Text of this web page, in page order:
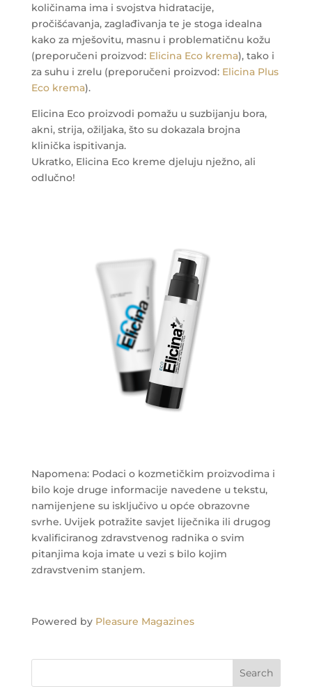
količinama ima i svojstva hidratacije,
pročišćavanja, zaglađivanja te je stoga idealna
kako za mješovitu, masnu i problematičnu kožu
(preporučeni proizvod: Elicina Eco krema), tako i
za suhu i zrelu (preporučeni proizvod: Elicina Plus
Eco krema).
Elicina Eco proizvodi pomažu u suzbijanju bora,
akni, strija, ožiljaka, što su dokazala brojna
klinička ispitivanja.
Ukratko, Elicina Eco kreme djeluju nježno, ali
odlučno!
Napomena: Podaci o kozmetičkim proizvodima i
bilo koje druge informacije navedene u tekstu,
namijenjene su isključivo u opće obrazovne
svrhe. Uvijek potražite savjet liječnika ili drugog
kvalificiranog zdravstvenog radnika o svim
pitanjima koja imate u vezi s bilo kojim
zdravstvenim stanjem.
Powered by Pleasure Magazines